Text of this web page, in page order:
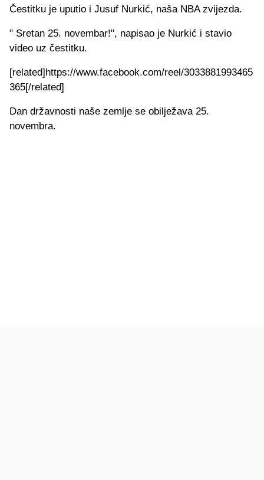
Čestitku je uputio i Jusuf Nurkić, naša NBA zvijezda.
" Sretan 25. novembar!", napisao je Nurkić i stavio
video uz čestitku.
[related]https://www.facebook.com/reel/3033881993465
365[/related]
Dan državnosti naše zemlje se obilježava 25.
novembra.